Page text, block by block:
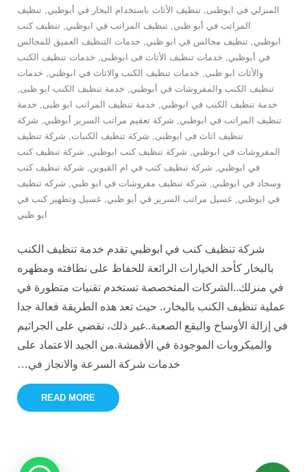
المنزلي فى ابوظبى, تنظيف الأثاث باستخدام البخار في أبوظبي, تنظيف
المراتب في أبو ظبي, تنظيف المراتب في ابوظبي, تنظيف كنب
ابوظبي, تنظيف مجالس في ابو ظبي, خدمات التنظيف العميق للمجالس
في أبوظبي, خدمات تنظيف الأثاث فى ابوظبى, خدمات تنظيف الكنب
والأثاث ابو ظبى, خدمات تنظيف الكنب والاثاث في ابوظبي, خدمات
تنظيف الكنب والمفروشات في أبوظبي, خدمة تنظيف الكنب ابو ظبى,
خدمة تنظيف الكنب في ابوظبي, خدمة تنظيف المراتب ابو ظبى, خدمة
تنظيف المراتب في ابوظبي, شركة تعقيم مراتب السرير أبوظبي, شركة
تنظيف اثاث فى ابوظبى, شركة تنظيف الكنبات, شركة تنظيف
المفروشات في ابوظبي, شركة تنظيف كنب ابوظبي, شركة تنظيف كنب
في ابوظبي, شركة تنظيف كنب في ام القيوين, شركة تنظيف كنب
وسجاد في ابوظبي, شركة تنظيف مفروشات في ابو ظبي, شركه تنظيف
في ابوظبي, غسيل مراتب السرير في أبو ظبي, غسيل وتطهير كنب في
ابو ظبي
شركة تنظيف كنب في ابوظبي تقدم خدمة تنظيف الكنب
بالبخار كأحد الخيارات الرائعة للحفاظ على نظافته ومظهره
في منزلك..الشركات المتخصصة تستخدم تقنيات متطورة في
عملية تنظيف الكنب بالبخار،. حيث تعد هذه الطريقة فعالة جدا
في إزالة الأوساخ والبقع الصعبة..غير ذلك، تقضي على الجراثيم
والميكروبات الموجودة في الأقمشة.من الجيد الاعتماد على
خدمات شركة السرعة والانجاز في…
READ MORE